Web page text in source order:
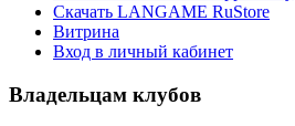
Скачать LANGAME RuStore
Витрина
Вход в личный кабинет
Владельцам клубов